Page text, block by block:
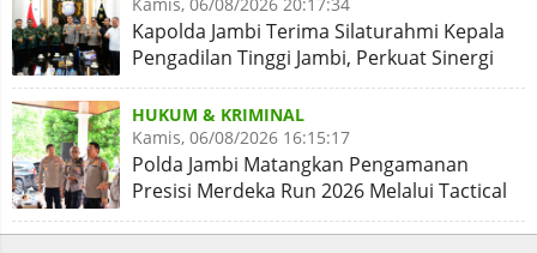
Kapolda Jambi Terima Silaturahmi Kepala
Pengadilan Tinggi Jambi, Perkuat Sinergi
Antar Lembaga
HUKUM & KRIMINAL
Kamis, 06/08/2026 16:15:17
Polda Jambi Matangkan Pengamanan
Presisi Merdeka Run 2026 Melalui Tactical
Floor Game